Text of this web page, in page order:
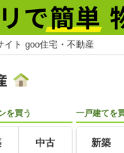
イト goo住宅・不動産
を買う
中古
一戸建てを
新築